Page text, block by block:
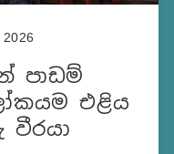
පාඩම්
එළිය